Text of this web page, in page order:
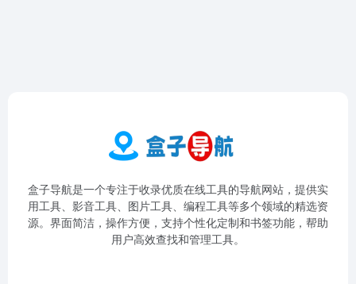
盒子导航是一个专注于收录优质在线工具的导航网站，提供实
用工具、影音工具、图片工具、编程工具等多个领域的精选资
源。界面简洁，操作方便，支持个性化定制和书签功能，帮助
用户高效查找和管理工具。